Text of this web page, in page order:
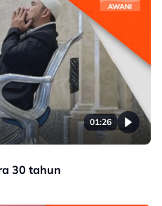
01:26
30 tahun